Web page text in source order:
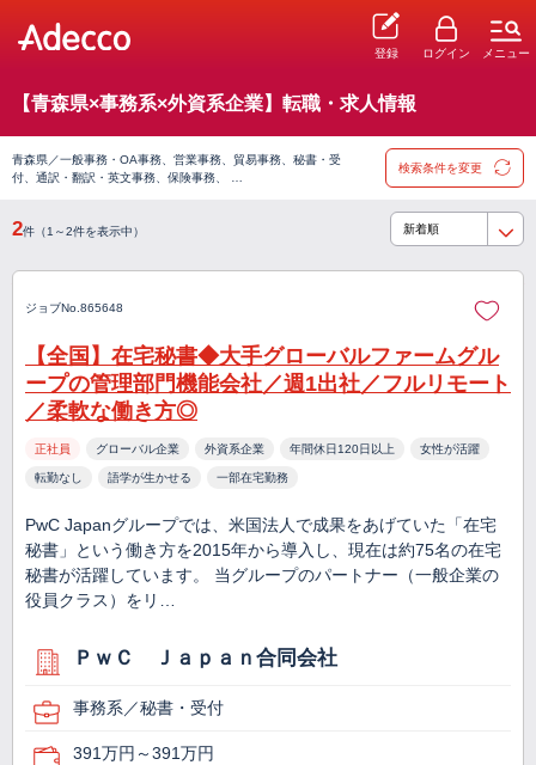
登録 ログイン メニュー
【青森県×事務系×外資系企業】転職・求人情報
青森県／一般事務・OA事務、営業事務、貿易事務、秘書・受
付、通訳・翻訳・英文事務、保険事務、 …
検索条件を変更
2件（1～2件を表示中）
ジョブNo.865648
【全国】在宅秘書◆大手グローバルファームグル
ープの管理部門機能会社／週1出社／フルリモート
／柔軟な働き方◎
正社員 グローバル企業 外資系企業 年間休日120日以上 女性が活躍
転勤なし 語学が生かせる 一部在宅勤務
PwC Japanグループでは、米国法人で成果をあげていた「在宅
秘書」という働き方を2015年から導入し、現在は約75名の在宅
秘書が活躍しています。 当グループのパートナー（一般企業の
役員クラス）をリ…
ＰｗＣ Ｊａｐａｎ合同会社
事務系／秘書・受付
391万円～391万円